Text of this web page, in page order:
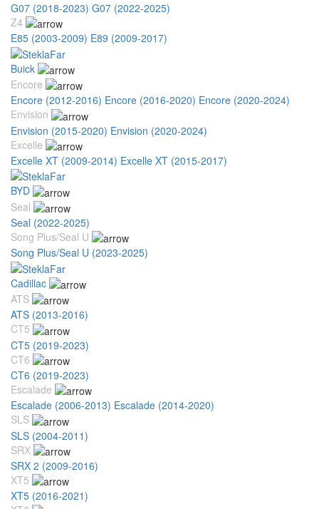
G07 (2018-2023) G07 (2022-2025)
Z4
E85 (2003-2009) E89 (2009-2017)
Buick
Encore
Encore (2012-2016) Encore (2016-2020) Encore (2020-2024)
Envision
Envision (2015-2020) Envision (2020-2024)
Excelle
Excelle XT (2009-2014) Excelle XT (2015-2017)
BYD
Seal
Seal (2022-2025)
Song Plus/Seal U
Song Plus/Seal U (2023-2025)
Cadillac
ATS
ATS (2013-2016)
CT5
CT5 (2019-2023)
CT6
CT6 (2019-2023)
Escalade
Escalade (2006-2013) Escalade (2014-2020)
SLS
SLS (2004-2011)
SRX
SRX 2 (2009-2016)
XT5
XT5 (2016-2021)